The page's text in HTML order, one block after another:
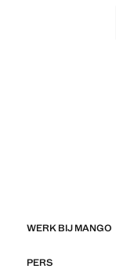
WERK BIJ MANGO
PERS